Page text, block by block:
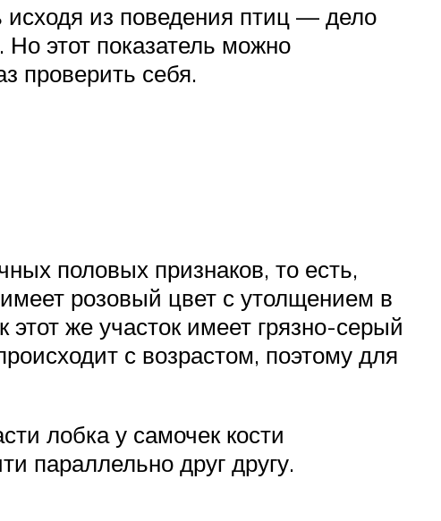
исходя из поведения птиц — дело
Но этот показатель можно
проверить себя.
половых признаков, то есть,
розовый цвет с утолщением в
же участок имеет грязно-серый
с возрастом, поэтому для
лобка у самочек кости
параллельно друг другу.